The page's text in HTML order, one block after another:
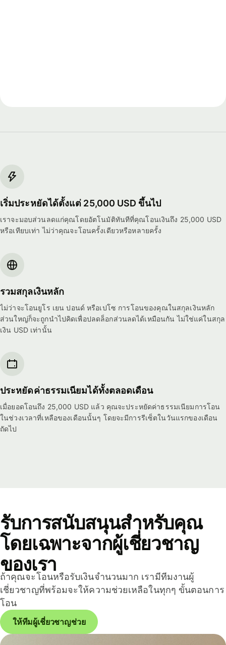
เริ่มประหยัดได้ตั้งแต่ 25,000 USD ขึ้นไป
เราจะมอบส่วนลดแก่คุณโดยอัตโนมัติทันทีที่คุณโอนเงินถึง 25,000 USD
หรือเทียบเท่า ไม่ว่าคุณจะโอนครั้งเดียวหรือหลายครั้ง
รวมสกุลเงินหลัก
ไม่ว่าจะโอนยูโร เยน ปอนด์ หรือเปโซ การโอนของคุณในสกุลเงินหลัก
ส่วนใหญ่ก็จะถูกนำไปคิดเพื่อปลดล็อกส่วนลดได้เหมือนกัน ไม่ใช่แค่ในสกุล
เงิน USD เท่านั้น
ประหยัดค่าธรรมเนียมได้ทั้งตลอดเดือน
เมื่อยอดโอนถึง 25,000 USD แล้ว คุณจะประหยัดค่าธรรมเนียมการโอน
ในช่วงเวลาที่เหลือของเดือนนั้นๆ โดยจะมีการรีเซ็ตในวันแรกของเดือน
ถัดไป
รับการสนับสนุนสำหรับคุณ
โดยเฉพาะจากผู้เชี่ยวชาญ
ของเรา
ถ้าคุณจะโอนหรือรับเงินจำนวนมาก เรามีทีมงานผู้
เชี่ยวชาญที่พร้อมจะให้ความช่วยเหลือในทุกๆ ขั้นตอนการ
โอน
ให้ทีมผู้เชี่ยวชาญช่วย